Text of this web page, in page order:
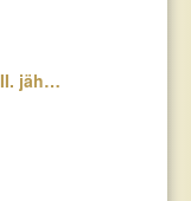
jäh…